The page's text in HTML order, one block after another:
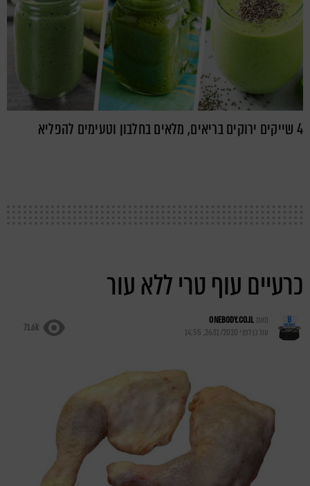
4 שייקים ירוקים בריאים, מלאים בחלבון וטעימים להפליא
כרעיים עוף טרי ללא עור
מאתONEBODY.CO.IL
עודכן לפני 26/11/2020, 14:55
71.6k